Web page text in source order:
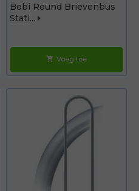
Bobi Round Brievenbus
Stati...
shopping_cart Voeg toe